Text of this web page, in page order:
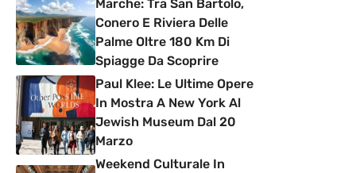
Marche: Tra San Bartolo,
Conero E Riviera Delle
Palme Oltre 180 Km Di
Spiagge Da Scoprire
Paul Klee: Le Ultime Opere
In Mostra A New York Al
Jewish Museum Dal 20
Marzo
Weekend Culturale In